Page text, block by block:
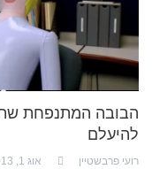
הבובה המתנפחת
להיעלם
רועי פרבשטיין אוג 1, 2013